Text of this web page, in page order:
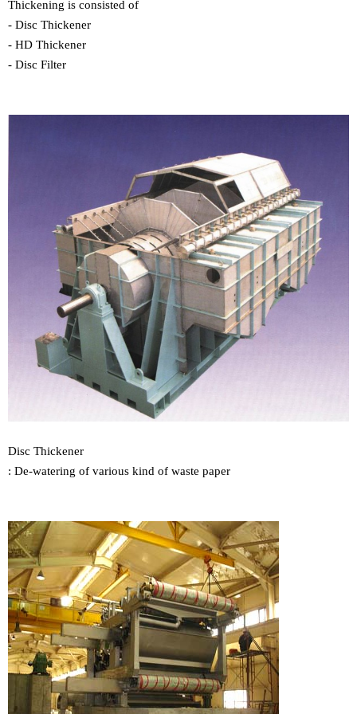
Thickening is consisted of
- Disc Thickener
- HD Thickener
- Disc Filter
Disc Thickener
: ​ De-watering of various kind of waste paper